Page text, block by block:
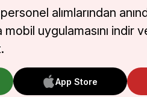
alımlarından
uygulamasını indir
App Store